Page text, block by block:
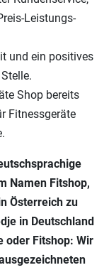
Leistungs-
und ein positives
Shop bereits
Fitnessgeräte
Namen Fitshop,
Österreich zu
in Deutschland
oder Fitshop: Wir